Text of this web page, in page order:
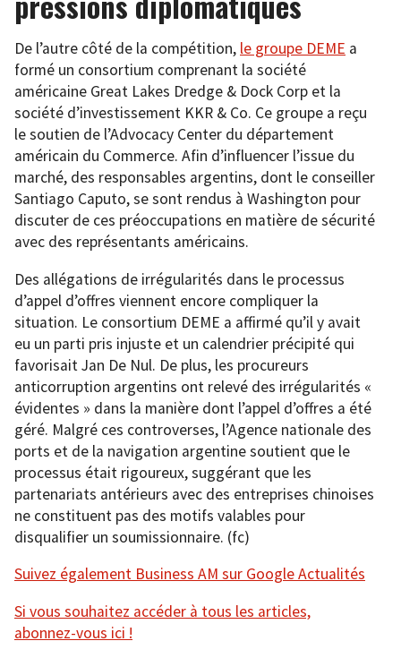
De l’autre côté de la compétition, le groupe DEME a
formé un consortium comprenant la société
américaine Great Lakes Dredge & Dock Corp et la
société d’investissement KKR & Co. Ce groupe a reçu
le soutien de l’Advocacy Center du département
américain du Commerce. Afin d’influencer l’issue du
marché, des responsables argentins, dont le conseiller
Santiago Caputo, se sont rendus à Washington pour
discuter de ces préoccupations en matière de sécurité
avec des représentants américains.
Des allégations de irrégularités dans le processus
d’appel d’offres viennent encore compliquer la
situation. Le consortium DEME a affirmé qu’il y avait
eu un parti pris injuste et un calendrier précipité qui
favorisait Jan De Nul. De plus, les procureurs
anticorruption argentins ont relevé des irrégularités «
évidentes » dans la manière dont l’appel d’offres a été
géré. Malgré ces controverses, l’Agence nationale des
ports et de la navigation argentine soutient que le
processus était rigoureux, suggérant que les
partenariats antérieurs avec des entreprises chinoises
ne constituent pas des motifs valables pour
disqualifier un soumissionnaire. (fc)
Suivez également Business AM sur Google Actualités
Si vous souhaitez accéder à tous les articles,
abonnez-vous ici !